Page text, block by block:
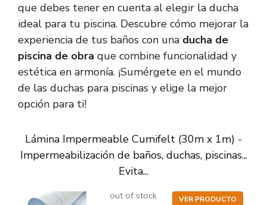
que debes tener en cuenta al elegir la ducha
ideal para tu piscina. Descubre cómo mejorar la
experiencia de tus baños con una ducha de
piscina de obra que combine funcionalidad y
estética en armonía. ¡Sumérgete en el mundo
de las duchas para piscinas y elige la mejor
opción para ti!
Lámina Impermeable Cumifelt (30m x 1m) -
Impermeabilización de baños, duchas, piscinas...
Evita...
out of stock VER PRODUCTO